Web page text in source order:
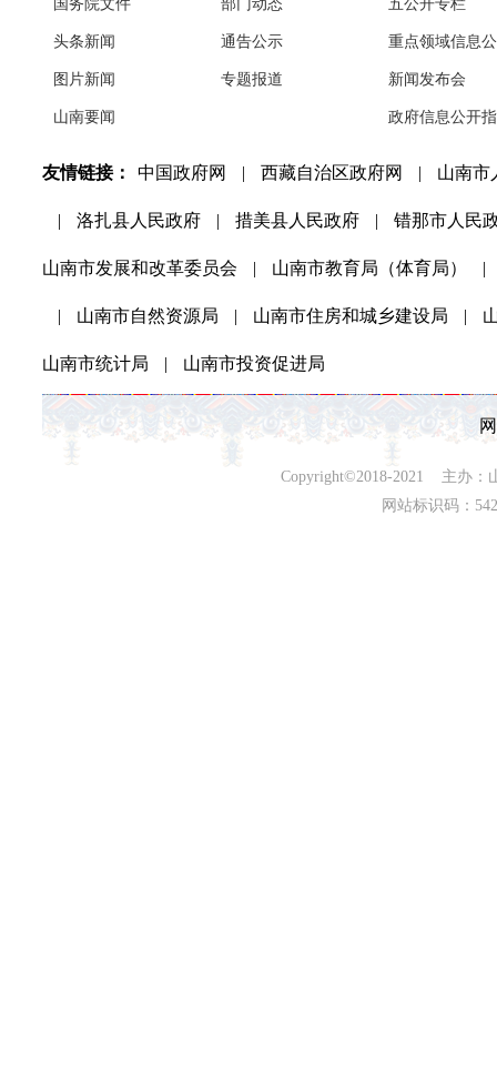
国务院文件
头条新闻
图片新闻
山南要闻
部门动态
通告公示
专题报道
五公开专栏
重点领域信息
新闻发布会
政府信息公开
友情链接： 中国政府网 | 西藏自治区政府网 | 山南市
| 洛扎县人民政府 | 措美县人民政府 | 错那市人民
山南市发展和改革委员会 | 山南市教育局（体育局） |
| 山南市自然资源局 | 山南市住房和城乡建设局 |
山南市统计局 | 山南市投资促进局
Copyright©2018-2021 主办：
网站标识码：